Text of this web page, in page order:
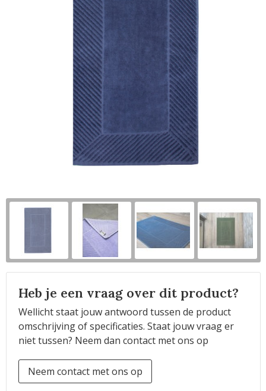
Beurs en evenementen
Bloemen en planten
Heb je een vraag over dit product?
Wellicht staat jouw antwoord tussen de product
omschrijving of specificaties. Staat jouw vraag er
niet tussen? Neem dan contact met ons op
Neem contact met ons op